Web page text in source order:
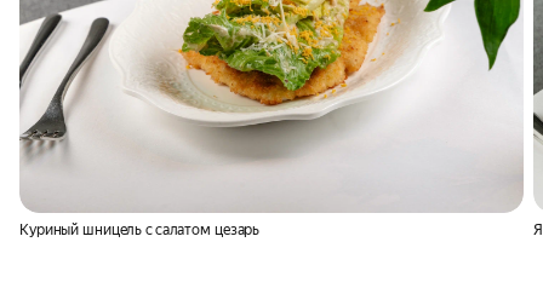
Куриный шницель с салатом цезарь